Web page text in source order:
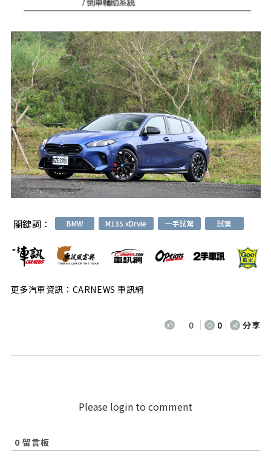
關鍵詞： BMW M135 xDrvie 一手試駕 試駕
更多汽車資訊：CARNEWS 車訊網
0 0 分享
Please login to comment
0 留言板